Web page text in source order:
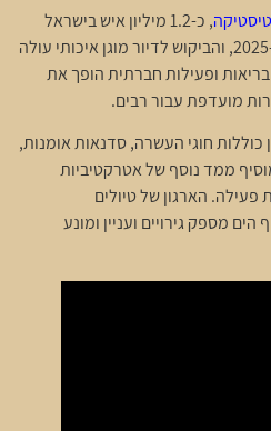
, כ-1.2 מיליון איש בישראל
נמצאים בגילאי 65 ומעלה נכון ל-2025, והביקוש לדיור מוגן איכותי עולה
ופעילות חברתית הופך את
מועדפת עבור רבים.
כוללות חוגי העשרה, סדנאות אומנות,
ממד נוסף של אטרקטיביות
הארגון של טיולים
מספק גירויים ועניין ומונע